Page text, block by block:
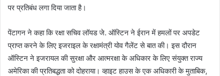
पर प्रतिबंध लगा दिया जाता है।
पेंटागन ने कहा कि रक्षा सचिव लॉयड जे. ऑस्टिन ने ईरान में हमलों पर अपडेट
प्राप्त करने के लिए इजराइल के रक्षामंत्री योव गैलेंट से बात की। इस दौरान
ऑस्टिन ने इजरायल की सुरक्षा और आत्मरक्षा के अधिकार के लिए संयुक्त राज्य
अमेरिका की प्रतिबद्धता को दोहराया। व्हाइट हाउस के एक अधिकारी के मुताबिक,